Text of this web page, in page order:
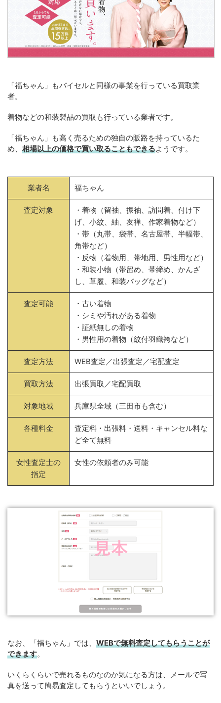
「福ちゃん」もバイセルと同様の事業を行っている買取業
者。
着物などの和装製品の買取も行っている業者です。
「福ちゃん」も高く売るための独自の販路を持っているた
め、 相場以上の価格で買い取ることもできるようです。
業者名 福ちゃん
査定対象
・着物（留袖、振袖、訪問着、付け下
げ、小紋、紬、友禅、作家着物など）
・帯（丸帯、袋帯、名古屋帯、半幅帯、
角帯など）
・反物（着物用、帯地用、男性用など）
・和装小物（帯留め、帯締め、かんざ
し、草履、和装バッグなど）
査定可能
・古い着物
・シミや汚れがある着物
・証紙無しの着物
・男性用の着物（紋付羽織袴など）
査定方法 WEB査定／出張査定／宅配査定
買取方法 出張買取／宅配買取
対象地域 兵庫県全域（三田市も含む）
各種料金
査定料・出張料・送料・キャンセル料な
ど全て無料
女性査定士の
指定
女性の依頼者のみ可能
なお、「福ちゃん」では、 WEBで無料査定してもらうことが
できます。
いくらくらいで売れるものなのか気になる方は、メールで写
真を送って簡易査定してもらうといいでしょう。